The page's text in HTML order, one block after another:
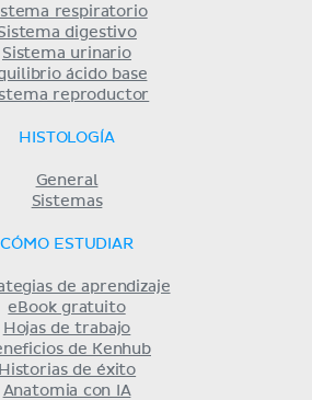
respiratorio
digestivo
Sistema urinario
ácido base
reproductor
HISTOLOGÍA
General
Sistemas
CÓMO ESTUDIAR
de aprendizaje
eBook gratuito
Hojas de trabajo
de Kenhub
Historias de éxito
Anatomia con IA